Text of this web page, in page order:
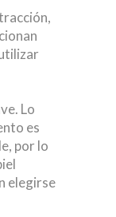
Lo
es
por lo
elegirse